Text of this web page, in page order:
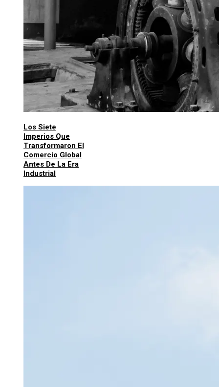
Los Siete
Imperios Que
Transformaron El
Comercio Global
Antes De La Era
Industrial